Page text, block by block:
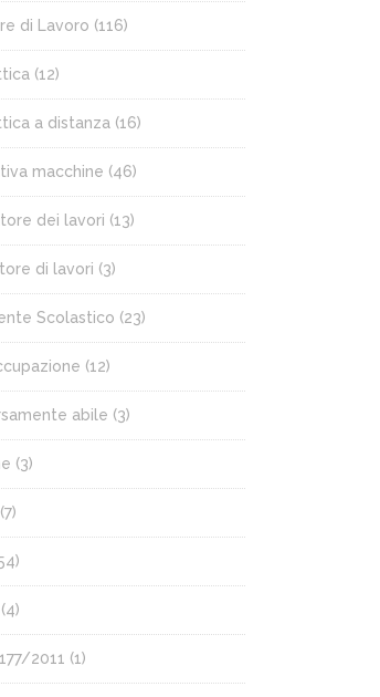
di Lavoro (116)
(12)
a distanza (16)
macchine (46)
dei lavori (13)
di lavori (3)
Scolastico (23)
(12)
abile (3)
(3)
(7)
(4)
2011 (1)